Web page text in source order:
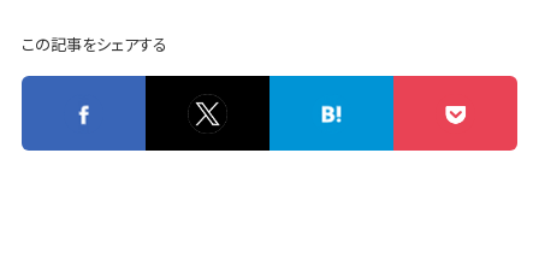
この記事をシェアする